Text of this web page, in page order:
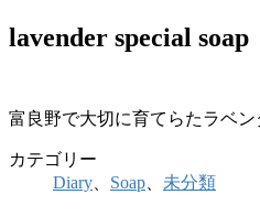
lavender special soap
富良野で大切に育てらたラベ
カテゴリー
Diary
Soap 未分類